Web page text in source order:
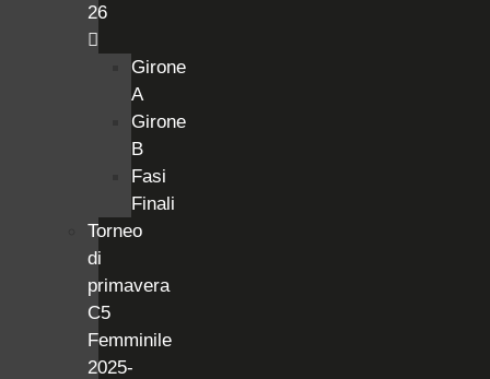
26
Girone
A
Girone
B
Fasi
Finali
Torneo
di
primavera
C5
Femminile
2025-